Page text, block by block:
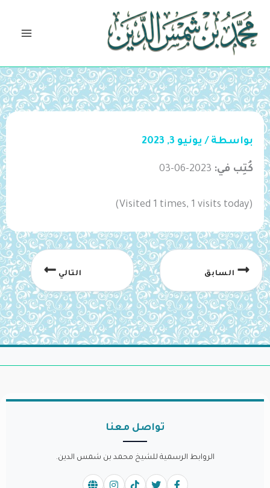
تخطي
المحتوى
بواسطة / يونيو 3, 2023
كُتِب في: 2023-06-03
(Visited 1 times, 1 visits today)
السابق التالي
تواصل معنا
الروابط الرسمية للشيخ محمد بن شمس الدين.